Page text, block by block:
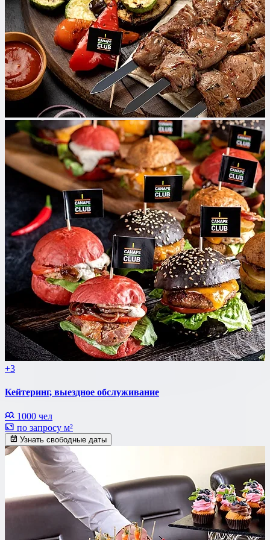
+3
Кейтеринг, выездное обслуживание
1000 чел
по запросу м²
Узнать свободные даты